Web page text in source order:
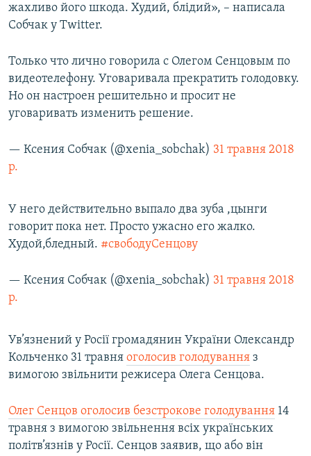
жахливо його шкода. Худий, блідий», – написала
Собчак у Twitter.
Только что лично говорила с Олегом Сенцовым по
видеотелефону. Уговаривала прекратить голодовку.
Но он настроен решительно и просит не
уговаривать изменить решение.
— Ксения Собчак (@xenia_sobchak) 31 травня 2018
р.
У него действительно выпало два зуба ,цынги
говорит пока нет. Просто ужасно его жалко.
Худой,бледный. #свободуСенцову
— Ксения Собчак (@xenia_sobchak) 31 травня 2018
р.
Ув’язнений у Росії громадянин України Олександр
Кольченко 31 травня оголосив голодування з
вимогою звільнити режисера Олега Сенцова.
Олег Сенцов оголосив безстрокове голодування 14
травня з вимогою звільнення всіх українських
політв’язнів у Росії. Сенцов заявив, що або він